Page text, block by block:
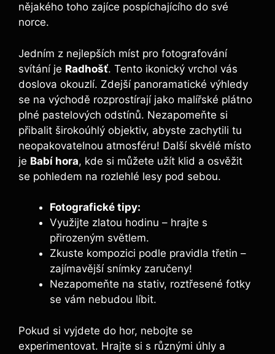
nějakého​ toho zajíce pospíchajícího do ​své
norce.
Jedním‌ z nejlepších míst pro fotografování
svítání je Radhošť. Tento ikonický ⁣vrchol vás
doslova okouzlí. ‌Zdejší panoramatické výhledy
se na východě rozprostírají jako malířské plátno
plné pastelových ‌odstínů. Nezapomeňte⁣ si
přibalit ‍širokoúhlý objektiv, abyste zachytili ⁢tu
neopakovatelnou atmosféru! Další skvélé místo
⁤je Babí hora, kde si​ můžete užít klid a osvěžit
se pohledem na ‌rozlehlé lesy pod sebou.
Fotografické tipy:
Využijte zlatou hodinu – ​hrajte ​s
přirozeným světlem.
Zkuste kompozici podle pravidla třetin –
zajímavější snímky⁣ zaručeny!
Nezapomeňte na ​stativ, roztřesené‍ fotky
se vám ⁣nebudou líbit.
Pokud⁣ si vyjdete do hor, ⁢nebojte se
experimentovat. Hrajte si ‍s ‌různými úhly a